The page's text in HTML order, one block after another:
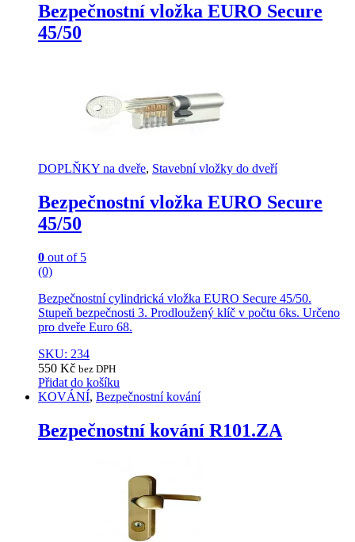
Bezpečnostní vložka EURO Secure
45/50
DOPLŇKY na dveře, Stavební vložky do dveří
Bezpečnostní vložka EURO Secure
45/50
0 out of 5
(0)
Bezpečnostní cylindrická vložka EURO Secure 45/50.
Stupeň bezpečnosti 3. Prodloužený klíč v počtu 6ks. Určeno
pro dveře Euro 68.
SKU: 234
550 Kč bez DPH
Přidat do košíku
KOVÁNÍ, Bezpečnostní kování
Bezpečnostní kování R101.ZA